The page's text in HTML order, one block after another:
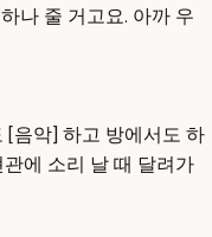
나 줄 거고요. 아까 우
[음악] 하고 방에서도 하
에 소리 날 때 달려가